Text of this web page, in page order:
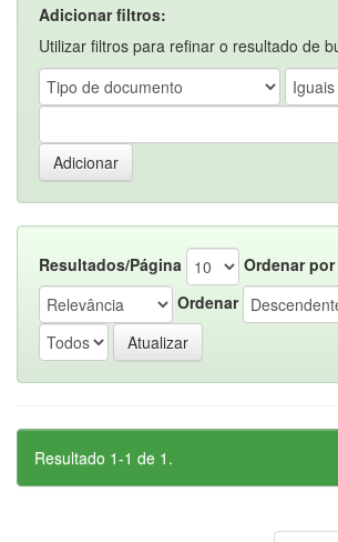
Adicionar filtros:
Utilizar filtros para refinar o resultado de
Resultados/Página
Ordenar por
Ordenar
Resultado 1-1 de 1.